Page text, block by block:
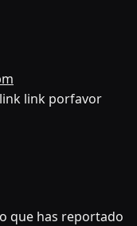
link porfavor
que has reportado